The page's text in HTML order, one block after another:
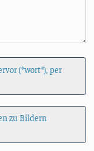
(*wort*), per
zu Bildern